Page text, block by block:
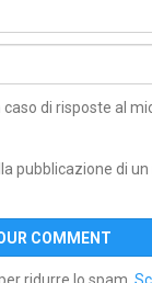
di risposte al
pubblicazione di un